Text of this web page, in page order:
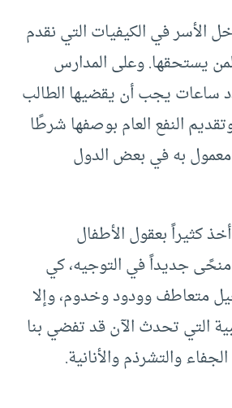
الأسر في الكيفيات التي نقدم
يستحقها. وعلى المدارس
ساعات يجب أن يقضيها الطالب
النفع العام بوصفها شرطًا
به في بعض الدول
كثيراً بعقول الأطفال
جديداً في التوجيه، كي
متعاطف وودود وخدوم، وإلا
التي تحدث الآن قد تفضي بنا
والتشرذم والأنانية.